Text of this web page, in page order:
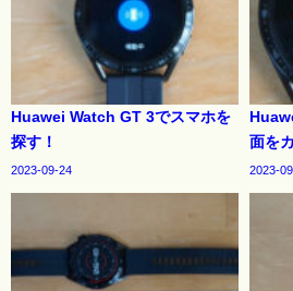
Huawei Watch GT 3でスマホを
探す！
2023-09-24
面を
2023-